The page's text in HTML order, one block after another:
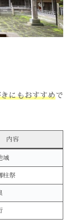
にもおすすめで
内容
域
柱祭